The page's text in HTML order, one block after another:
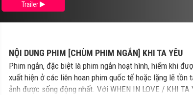
NỘI DUNG PHIM [CHÙM PHIM NGẮN] KHI TA YÊU
Phim ngắn, đặc biệt là phim ngắn hoạt hình, hiếm khi
xuất hiện ở các liên hoan phim quốc tế hoặc lặng lẽ
ảnh được sống động nhất. Với WHEN IN LOVE / KHI
Trailer